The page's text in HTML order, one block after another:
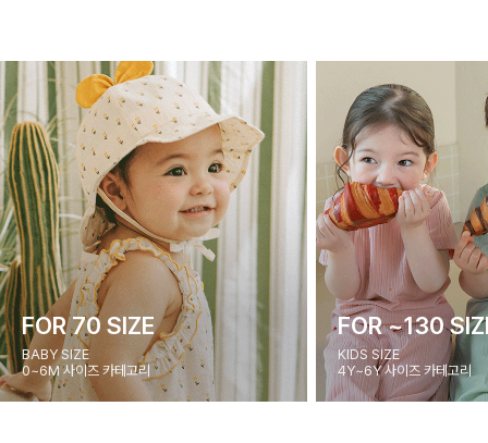
FOR 70 SIZE
BABY SIZE
0~6M 사이즈 카테고리
FOR ~130
KIDS SIZE
4Y~6Y 사이즈 카테고리